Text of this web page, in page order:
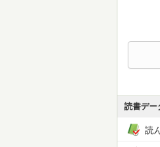
読書デー
読